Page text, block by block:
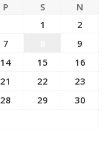
P S
N
1
2
7
9
14 15
16
21 22
23
28 29
30